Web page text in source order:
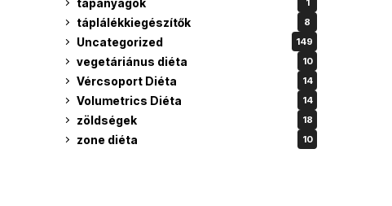
1
táplálékkiegészítők 8
Uncategorized 149
vegetáriánus diéta 10
Vércsoport Diéta 14
Volumetrics Diéta 14
zöldségek 18
zone diéta 10